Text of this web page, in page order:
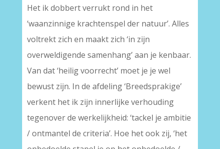
Het ik dobbert verrukt rond in het
‘waanzinnige krachtenspel der natuur’. Alles
voltrekt zich en maakt zich ‘in zijn
overweldigende samenhang’ aan je kenbaar.
Van dat ‘heilig voorrecht’ moet je je wel
bewust zijn. In de afdeling ‘Breedsprakige’
verkent het ik zijn innerlijke verhouding
tegenover de werkelijkheid: ‘tackel je ambitie
/ ontmantel de criteria’. Hoe het ook zij, ‘het